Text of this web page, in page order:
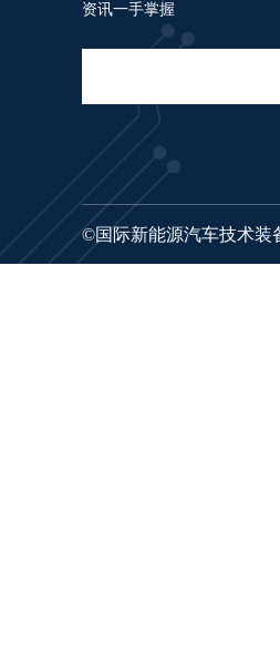
资讯一手掌握
©国际新能源汽车技术装